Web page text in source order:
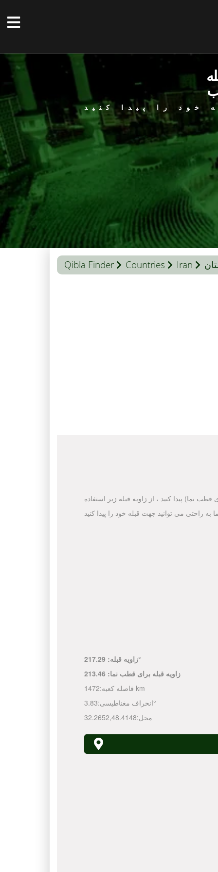
خود را پیدا کنید
Qibla Finder Countries Iran
نما) پیدا کنید ، از زاویه قبله زیر استفاده
راحتی می توانید جهت قبله خود را پیدا کنید
زاویه قبله:217.29°
زاویه قبله برای قطب نما: 213.46
فاصله کعبه: 1472 km
انحراف مغناطیسی:3.83°
محل:
32.2652,48.4148